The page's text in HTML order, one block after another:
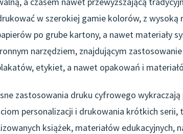
w szerokiej gamie kolorów, z wysoką
po grube kartony, a nawet materiały
narzędziem, znajdującym
etykiet, a nawet opakowań i
zastosowania druku cyfrowego
personalizacji i drukowania krótkich
książek, materiałów